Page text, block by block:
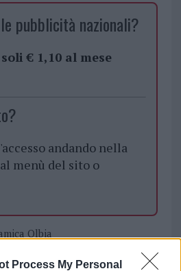
Process My Personal
pubblicità nazionali?
soli € 1,10 al mese
andando nella
menù del sito o
Olbia
le tue segnalazioni,